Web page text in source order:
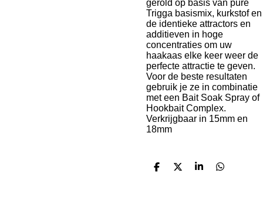
gerold op basis van pure
Trigga basismix, kurkstof en
de identieke attractors en
additieven in hoge
concentraties om uw
haakaas elke keer weer de
perfecte attractie te geven.
Voor de beste resultaten
gebruik je ze in combinatie
met een Bait Soak Spray of
Hookbait Complex.
Verkrijgbaar in 15mm en
18mm
D
D
S
D